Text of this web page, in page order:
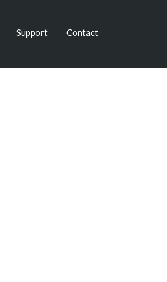
Support Contact